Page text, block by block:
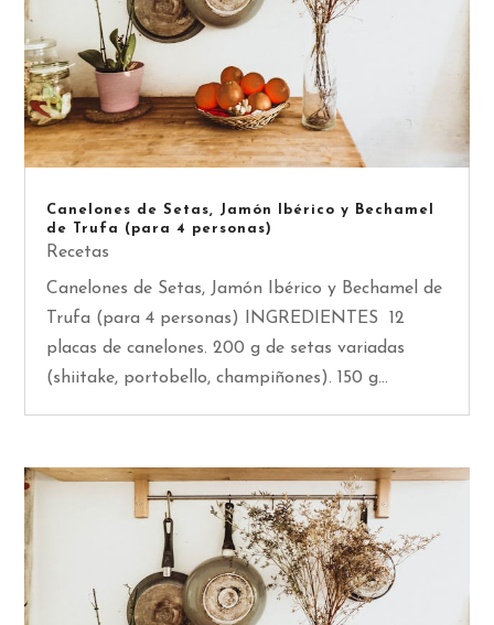
Canelones de Setas, Jamón Ibérico y Bechamel
de Trufa (para 4 personas)
Recetas
Canelones de Setas, Jamón Ibérico y Bechamel de
Trufa (para 4 personas) INGREDIENTES 12
placas de canelones. 200 g de setas variadas
(shiitake, portobello, champiñones). 150 g...